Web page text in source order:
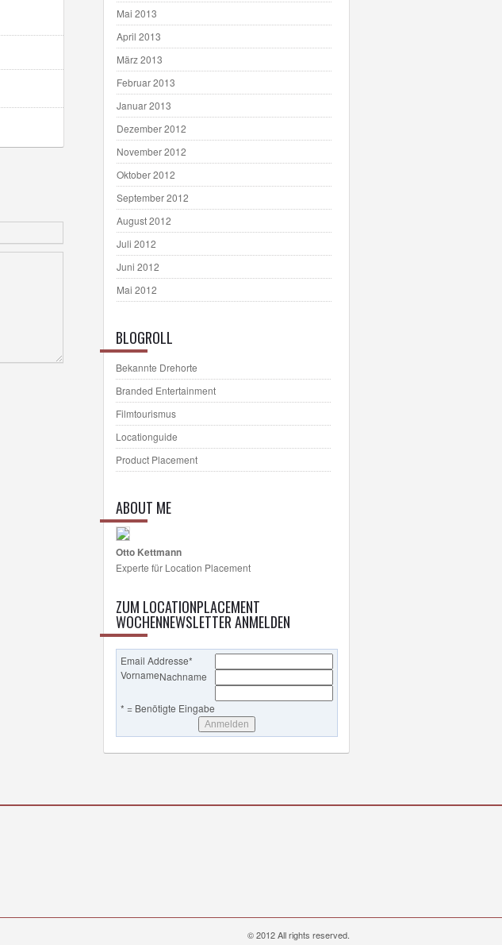
Mai 2013
April 2013
März 2013
Februar 2013
Januar 2013
Dezember 2012
November 2012
Oktober 2012
September 2012
August 2012
Juli 2012
Juni 2012
Mai 2012
BLOGROLL
Bekannte Drehorte
Branded Entertainment
Filmtourismus
Locationguide
Product Placement
ABOUT ME
Otto Kettmann
Experte für Location Placement
ZUM LOCATIONPLACEMENT
WOCHENNEWSLETTER ANMELDEN
Email Addresse*
VornameNachname
* = Benötigte Eingabe
© 2012 All rights reserved.